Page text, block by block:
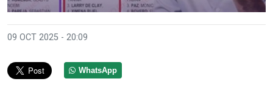
09 OCT 2025 - 20:09
WhatsApp